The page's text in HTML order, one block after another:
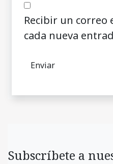
Recibir un correo
cada nueva
Subscríbete a